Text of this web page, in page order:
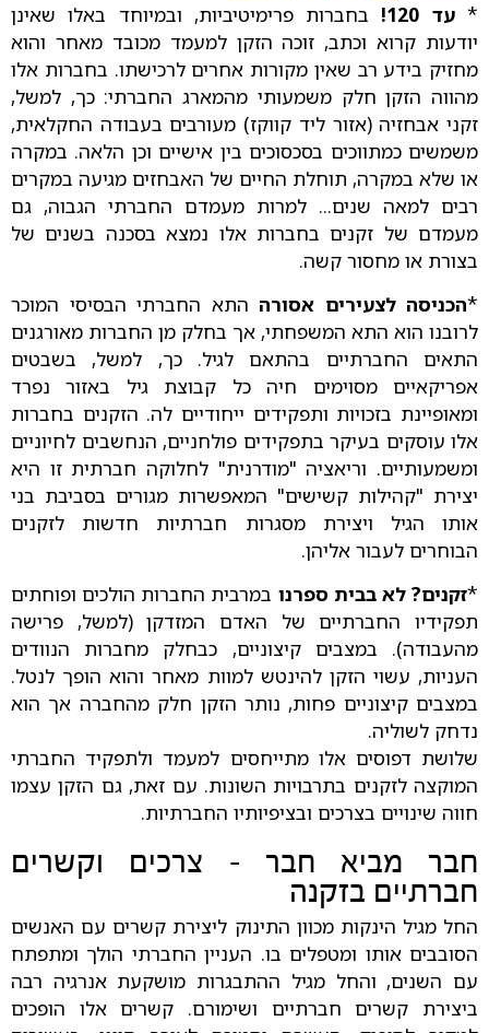
*עד 120!
בחברות פרימיטיביות, ובמיוחד באלו שאינן
יודעות קרוא וכתב, זוכה הזקן למעמד מכובד מאחר והוא
מחזיק בידע רב שאין מקורות אחרים לרכישתו. בחברות אלו
מהווה הזקן חלק משמעותי מהמארג החברתי: כך, למשל,
זקני אבחזיה (אזור ליד קווקז) מעורבים בעבודה החקלאית,
משמשים כמתווכים בסכסוכים בין אישיים וכן הלאה. במקרה
או שלא במקרה, תוחלת החיים של האבחזים מגיעה במקרים
רבים למאה שנים... למרות מעמדם החברתי הגבוה, גם
מעמדם של זקנים בחברות אלו נמצא בסכנה בשנים של
בצורת או מחסור קשה.
*הכניסה לצעירים אסורה התא החברתי הבסיסי המוכר
לרובנו הוא התא המשפחתי, אך בחלק מן החברות מאורגנים
התאים החברתיים בהתאם לגיל. כך, למשל, בשבטים
אפריקאיים מסוימים חיה כל קבוצת גיל באזור נפרד
ומאופיינת בזכויות ותפקידים ייחודיים לה. הזקנים בחברות
אלו עוסקים בעיקר בתפקידים פולחניים, הנחשבים לחיוניים
ומשמעותיים. וריאציה "מודרנית" לחלוקה חברתית זו היא
יצירת "קהילות קשישים" המאפשרות מגורים בסביבת בני
אותו הגיל ויצירת מסגרות חברתיות חדשות לזקנים
הבוחרים לעבור אליהן.
*זקנים? לא בבית ספרנו במרבית החברות הולכים ופוחתים
תפקידיו החברתיים של האדם המזדקן (למשל, פרישה
מהעבודה). במצבים קיצוניים, כבחלק מחברות הנוודים
העניות, עשוי הזקן להינטש למוות מאחר והוא הופך לנטל.
במצבים קיצוניים פחות, נותר הזקן חלק מהחברה אך הוא
נדחק לשוליה.
שלושת דפוסים אלו מתייחסים למעמד ולתפקיד החברתי
המוקצה לזקנים בתרבויות השונות. עם זאת, גם הזקן עצמו
חווה שינויים בצרכים ובציפיותיו החברתיות.
חבר מביא חבר - צרכים וקשרים
חברתיים בזקנה
החל מגיל הינקות מכוון התינוק ליצירת קשרים עם האנשים
הסובבים אותו ומטפלים בו. העניין החברתי הולך ומתפתח
עם השנים, והחל מגיל ההתבגרות מושקעת אנרגיה רבה
ביצירת קשרים חברתיים ושימורם. קשרים אלו הופכים